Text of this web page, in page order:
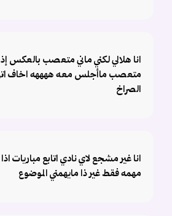
انا هلالي لكني ماني متعصب بالعكس
متعصب ماأجلس معه ههههه اخاف
الصراخ
انا غير مشجع لاي نادي اتابع مباريات
مهمه فقط غير ذا مايهمني الموضوع